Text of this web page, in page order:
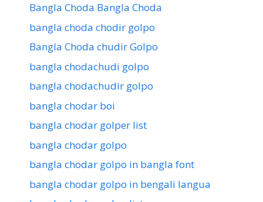
Bangla Choda Bangla Choda
bangla choda chodir golpo
Bangla Choda chudir Golpo
bangla chodachudi golpo
bangla chodachudir golpo
bangla chodar boi
bangla chodar golper list
bangla chodar golpo
bangla chodar golpo in bangla font
bangla chodar golpo in bengali langua